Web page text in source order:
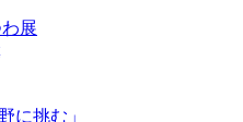
展
に挑む」